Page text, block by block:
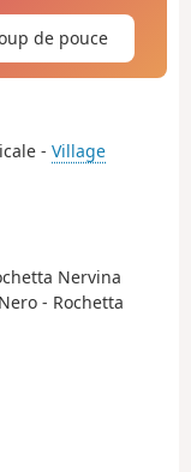
de pouce
- Village
Nervina
- Rochetta